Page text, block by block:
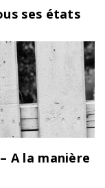
ses états
A la manière